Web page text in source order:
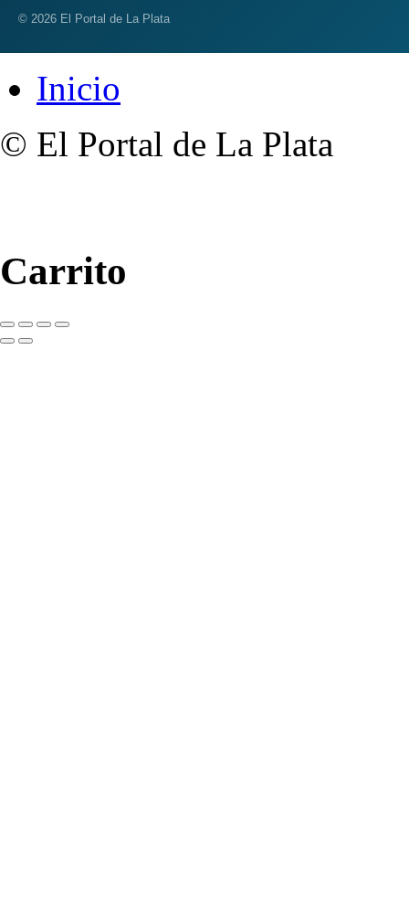
© 2026 El Portal de La Plata
Inicio
© El Portal de La Plata
Carrito